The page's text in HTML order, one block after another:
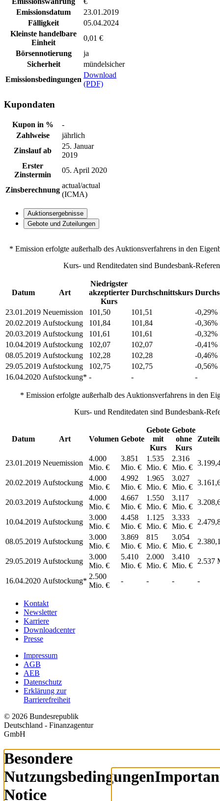
Emissionsdatum
23.01.2019
Fälligkeit
05.04.2024
Kleinste handelbare
Einheit
0,01 €
Börsennotierung
ja
Sicherheit
mündelsicher
Emissionsbedingungen
Download
(PDF)
Kupondaten
Kupon in %
-
Zahlweise
jährlich
Zinslauf ab
25. Januar
2019
Erster
Zinstermin
05. April 2020
Zinsberechnung
actual/actual
(ICMA)
Auktionsergebnisse
Gebote und Zuteilungen
* Emission erfolgte außerhalb des Auktionsverfahrens in den
Kurs- und Renditedaten sind Bundesbank-
Datum Art
Niedrigster
akzeptierter
Kurs
Durchschnittskurs
23.01.2019 Neuemission 101,50 101,51
-0,29%
20.02.2019 Aufstockung 101,84 101,84
-0,36%
20.03.2019 Aufstockung 101,61 101,61
-0,32%
10.04.2019 Aufstockung 102,07 102,07
-0,41%
08.05.2019 Aufstockung 102,28 102,28
-0,46%
29.05.2019 Aufstockung 102,75 102,75
-0,56%
16.04.2020 Aufstockung* - - -
* Emission erfolgte außerhalb des Auktionsverfahrens in den
Kurs- und Renditedaten sind Bundesbank-
Datum Art Volumen Gebote
Gebote
mit
Kurs
Gebote
ohne
Kurs
23.01.2019 Neuemission
4.000
Mio. €
3.851
Mio. €
1.535
Mio. €
2.316
Mio. €
20.02.2019 Aufstockung
4.000
Mio. €
4.992
Mio. €
1.965
Mio. €
3.027
Mio. €
20.03.2019 Aufstockung
4.000
Mio. €
4.667
Mio. €
1.550
Mio. €
3.117
Mio. €
10.04.2019 Aufstockung
3.000
Mio. €
4.458
Mio. €
1.125
Mio. €
3.333
Mio. €
08.05.2019 Aufstockung
3.000
Mio. €
3.869
Mio. €
815
Mio. €
3.054
Mio. €
29.05.2019 Aufstockung
3.000
Mio. €
5.410
Mio. €
2.000
Mio. €
3.410
Mio. €
2.537
16.04.2020 Aufstockung*
2.500
Mio. €
- - - -
Kontakt
Newsletter
Karriere
Downloadcenter
Presse
Impressum
AGB
AEB
Datenschutz
Erklärung zur
Barrierefreiheit
© 2026 Bundesrepublik
Deutschland - Finanzagentur
GmbH
Besondere
Nutzungsbedingungen
Notice